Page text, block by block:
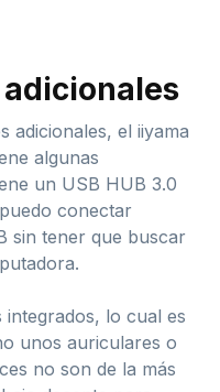
adicionales, el iiyama
algunas
un USB HUB 3.0
conectar
sin tener que buscar
lo cual es
unos auriculares o
no son de la más